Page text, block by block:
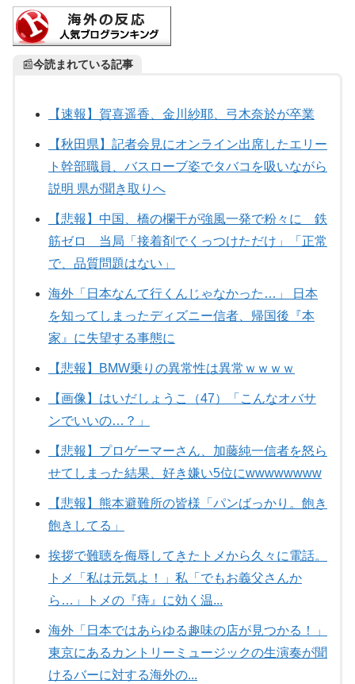
📰今読まれている記事
【速報】賀喜遥香、金川紗耶、弓木奈於が卒業
【秋田県】記者会見にオンライン出席したエリー
ト幹部職員、バスローブ姿でタバコを吸いながら
説明 県が聞き取りへ
【悲報】中国、橋の欄干が強風一発で粉々に 鉄
筋ゼロ 当局「接着剤でくっつけただけ」「正常
で、品質問題はない」
海外「日本なんて行くんじゃなかった…」 日本
を知ってしまったディズニー信者、帰国後『本
家』に失望する事態に
【悲報】BMW乗りの異常性は異常ｗｗｗｗ
【画像】はいだしょうこ（47）「こんなオバサ
ンでいいの…？」
【悲報】プロゲーマーさん、加藤純一信者を怒ら
せてしまった結果、好き嫌い5位にwwwwwwww
【悲報】熊本避難所の皆様「パンばっかり。飽き
飽きしてる」
挨拶で難聴を侮辱してきたトメから久々に電話。
トメ「私は元気よ！」私「でもお義父さんか
ら…」トメの『痔』に効く温...
海外「日本ではあらゆる趣味の店が見つかる！」
東京にあるカントリーミュージックの生演奏が聞
けるバーに対する海外の...